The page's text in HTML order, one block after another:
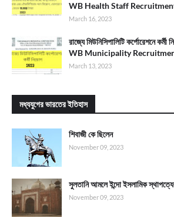
WB Health Staff
March 16, 2023
রাজ্যে মিউনিসিপালিটি কর্পোরেশনে
WB Municipality
March 13, 2023
মধ্যযুগের ভারতের ইতিহাস
শিবাজী কে ছিলেন
November 09, 2023
সুলতানি আমলে ইন্দো ইসলামিক
November 09, 2023